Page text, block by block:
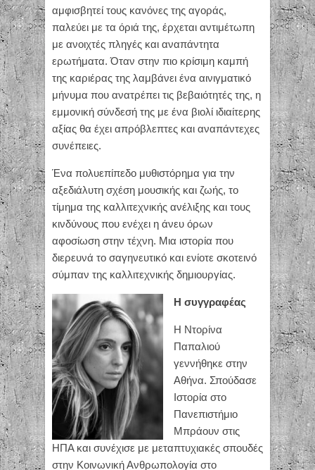
αμφισβητεί τους κανόνες της αγοράς,
παλεύει με τα όριά της, έρχεται αντιμέτωπη
με ανοιχτές πληγές και αναπάντητα
ερωτήματα. Όταν στην πιο κρίσιμη καμπή
της καριέρας της λαμβάνει ένα αινιγματικό
μήνυμα που ανατρέπει τις βεβαιότητές της, η
εμμονική σύνδεσή της με ένα βιολί ιδιαίτερης
αξίας θα έχει απρόβλεπτες και αναπάντεχες
συνέπειες.
Ένα πολυεπίπεδο μυθιστόρημα για την
αξεδιάλυτη σχέση μουσικής και ζωής, το
τίμημα της καλλιτεχνικής ανέλιξης και τους
κινδύνους που ενέχει η άνευ όρων
αφοσίωση στην τέχνη. Μια ιστορία που
διερευνά το σαγηνευτικό και ενίοτε σκοτεινό
σύμπαν της καλλιτεχνικής δημιουργίας.
Η συγγραφέας
Η Nτορίνα
Παπαλιού
γεννήθηκε στην
Αθήνα. Σπούδασε
Ιστορία στο
Πανεπιστήμιο
Mπράουν στις
ΗΠΑ και συνέχισε με μεταπτυχιακές σπουδές
στην Κοινωνική Ανθρωπολογία στο